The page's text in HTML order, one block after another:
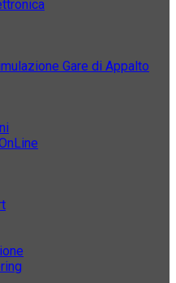
Gare di Appalto